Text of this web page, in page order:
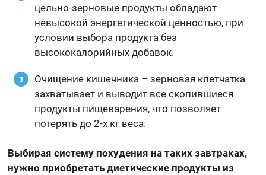
цельно-зерновые продукты обладают
невысокой энергетической ценностью, при
условии выбора продукта без
высококалорийных добавок.
Очищение кишечника – зерновая клетчатка
захватывает и выводит все скопившиеся
продукты пищеварения, что позволяет
потерять до 2-х кг веса.
Выбирая систему похудения на таких завтраках,
нужно приобретать диетические продукты из